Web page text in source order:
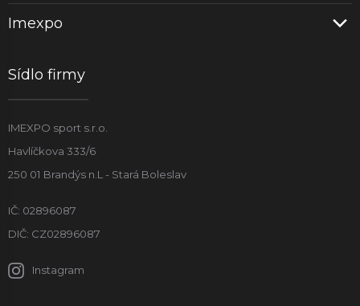
Imexpo
Sídlo firmy
IMEXPO sport s.r.o.
Havlíčkova 333/6
250 01 Brandýs n.L - Stará Boleslav
IČ: 02896087
DIČ: CZ02896087
Instagram